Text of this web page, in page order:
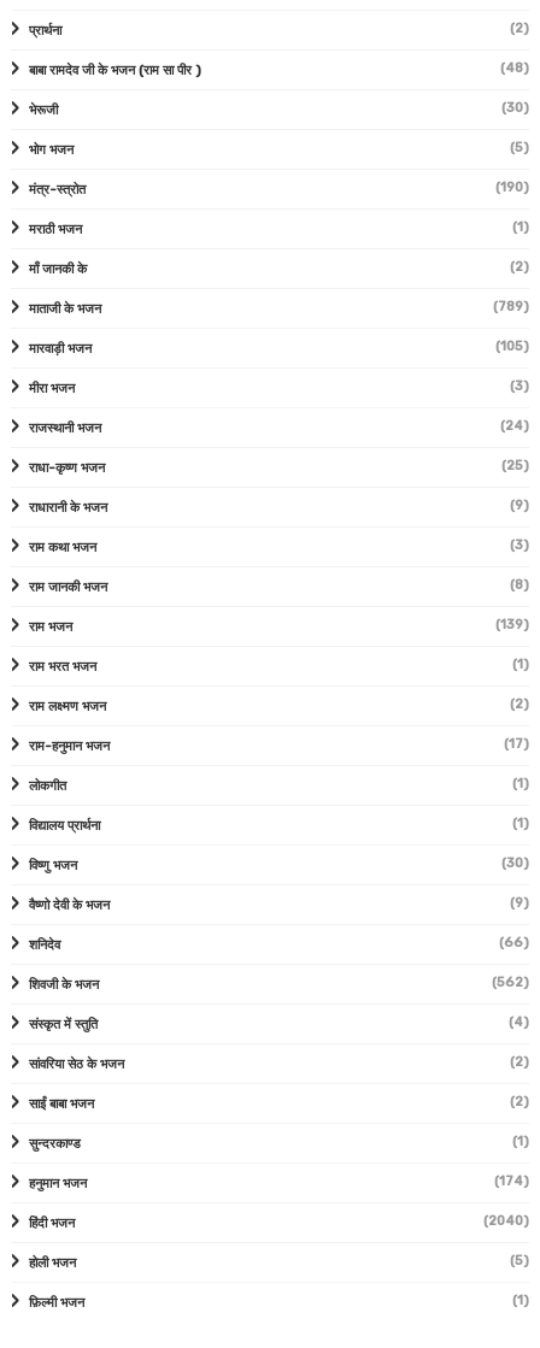
प्रार्थना (2)
बाबा रामदेव जी के भजन (राम सा पीर ) (48)
भेरूजी (30)
भोग भजन (5)
मंत्र-स्त्रोत (190)
मराठी भजन (1)
माँ जानकी के (2)
माताजी के भजन (789)
मारवाड़ी भजन (105)
मीरा भजन (3)
राजस्थानी भजन (24)
राधा-कृष्ण भजन (25)
राधारानी के भजन (9)
राम कथा भजन (3)
राम जानकी भजन (8)
राम भजन (139)
राम भरत भजन (1)
राम लक्ष्मण भजन (2)
राम-हनुमान भजन (17)
लोकगीत (1)
विद्यालय प्रार्थना (1)
विष्णु भजन (30)
वैष्णो देवी के भजन (9)
शनिदेव (66)
शिवजी के भजन (562)
संस्कृत में स्तुति (4)
सांवरिया सेठ के भजन (2)
साईं बाबा भजन (2)
सुन्दरकाण्ड (1)
हनुमान भजन (174)
हिंदी भजन (2040)
होली भजन (5)
फ़िल्मी भजन (1)